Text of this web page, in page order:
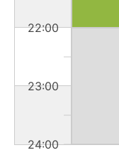
22:00
23:00
24:00